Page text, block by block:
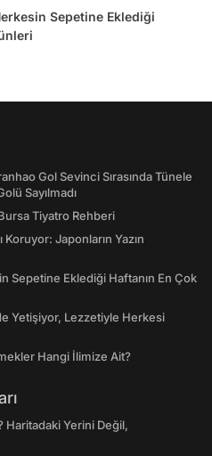
Sepetine Eklediği
Gol Sevinci Sırasında Tünele
Sayılmadı
Tiyatro Rehberi
Japonların Yazın
Sepetine Eklediği Haftanın En Çok
Yetişiyor, Lezzetiyle Herkesi
Hangi İlimize Ait?
Haritadaki Yerini Değil,